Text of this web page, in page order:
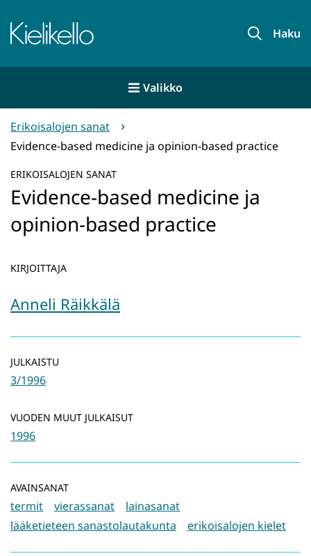
sisältöön
Etusivu Haku
Valikko
Erikoisalojen sanat
Evidence-based medicine ja opinion-based practice
ERIKOISALOJEN SANAT
Evidence-based medicine ja
opinion-based practice
KIRJOITTAJA
Anneli Räikkälä
JULKAISTU
3/1996
VUODEN MUUT JULKAISUT
1996
AVAINSANAT
termit vierassanat
lainasanat
lääketieteen sanastolautakunta
erikoisalojen kielet